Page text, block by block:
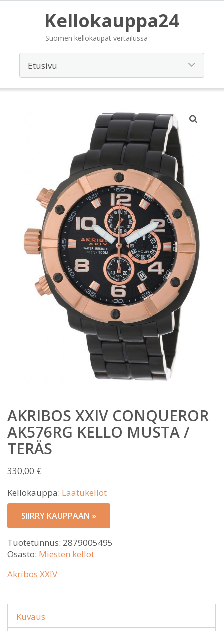
Kellokauppa24
Suomen kellokaupat vertailussa
AKRIBOS XXIV CONQUEROR
AK576RG KELLO MUSTA /
TERÄS
330,00 €
Kellokauppa: Laatukellot
SIIRRY KAUPPAAN »
Tuotetunnus: 2879005495
Osasto: Miesten kellot
Akribos XXIV
Kuvaus